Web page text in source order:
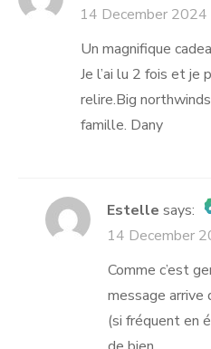
The Real Person Badge!
Anti-Spam by CleanTalk
14 December
Un magnifique
Je l’ai lu 2 fois et je
relire.Big
famille. Dany
Estelle says:
The Real Person
Anti-Spam by
14 December
Comme c’est
message arrive
(si fréquent en